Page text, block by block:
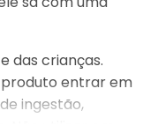
das crianças.
produto entrar em
ingestão,